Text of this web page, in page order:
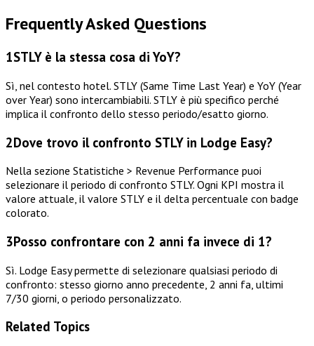
Frequently Asked Questions
1STLY è la stessa cosa di YoY?
Sì, nel contesto hotel. STLY (Same Time Last Year) e YoY (Year
over Year) sono intercambiabili. STLY è più specifico perché
implica il confronto dello stesso periodo/esatto giorno.
2Dove trovo il confronto STLY in Lodge Easy?
Nella sezione Statistiche > Revenue Performance puoi
selezionare il periodo di confronto STLY. Ogni KPI mostra il
valore attuale, il valore STLY e il delta percentuale con badge
colorato.
3Posso confrontare con 2 anni fa invece di 1?
Sì. Lodge Easy permette di selezionare qualsiasi periodo di
confronto: stesso giorno anno precedente, 2 anni fa, ultimi
7/30 giorni, o periodo personalizzato.
Related Topics